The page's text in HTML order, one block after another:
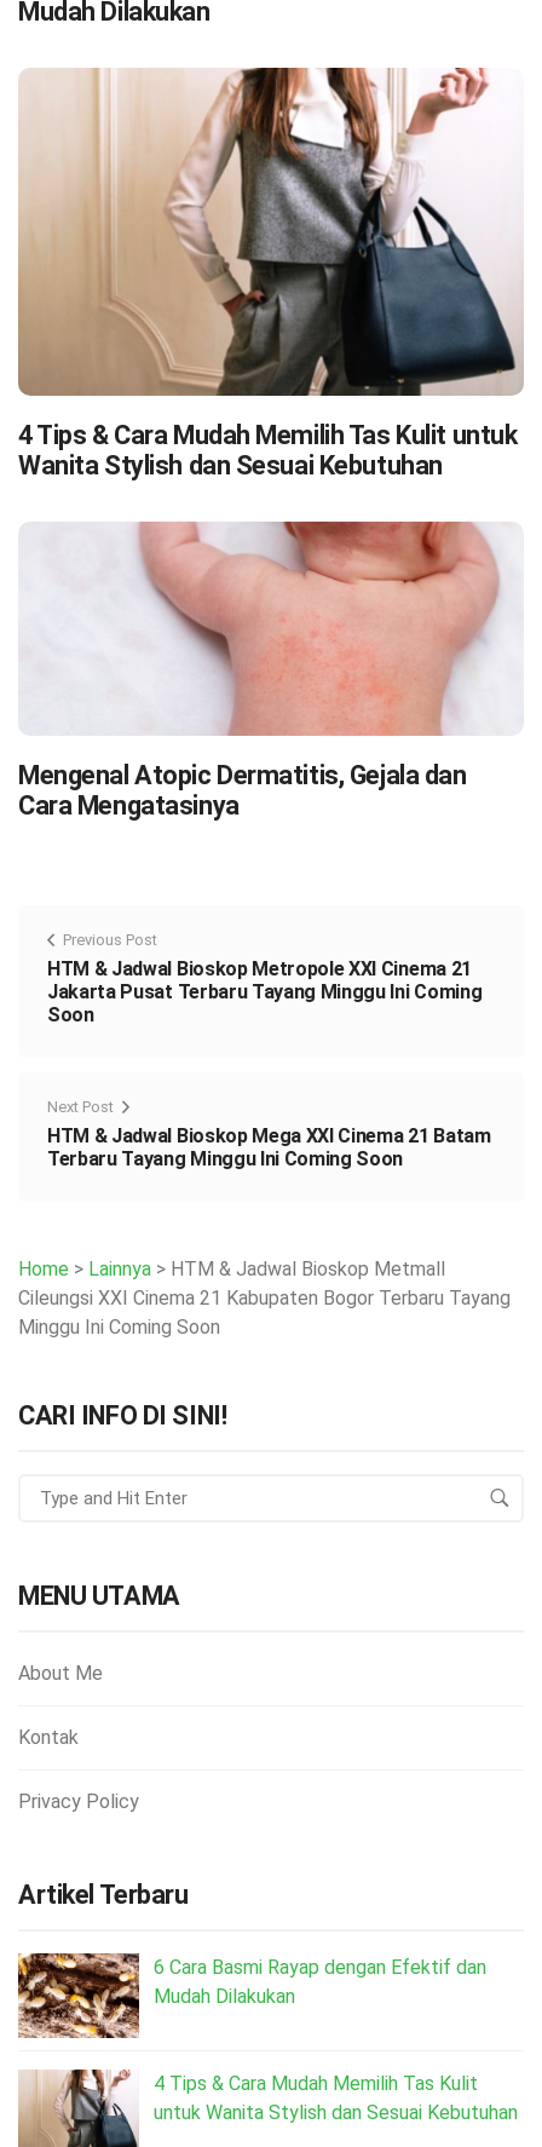
Mudah Dilakukan
4 Tips & Cara Mudah Memilih Tas Kulit untuk
Wanita Stylish dan Sesuai Kebutuhan
Mengenal Atopic Dermatitis, Gejala dan
Cara Mengatasinya
Previous Post
HTM & Jadwal Bioskop Metropole XXI Cinema 21
Jakarta Pusat Terbaru Tayang Minggu Ini Coming
Soon
Next Post
HTM & Jadwal Bioskop Mega XXI Cinema 21 Batam
Terbaru Tayang Minggu Ini Coming Soon
Home > Lainnya > HTM & Jadwal Bioskop Metmall
Cileungsi XXI Cinema 21 Kabupaten Bogor Terbaru Tayang
Minggu Ini Coming Soon
CARI INFO DI SINI!
MENU UTAMA
About Me
Kontak
Privacy Policy
Artikel Terbaru
6 Cara Basmi Rayap dengan Efektif dan
Mudah Dilakukan
4 Tips & Cara Mudah Memilih Tas Kulit
untuk Wanita Stylish dan Sesuai Kebutuhan